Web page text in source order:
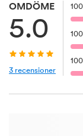
OMDÖME
5.0
3 recensioner
100
100
100